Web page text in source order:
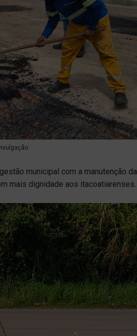
municipal com a manutenção da
mais dignidade aos itacoatiarenses.